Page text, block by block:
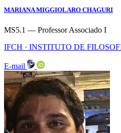
MARIANA MIGGIOLARO CHAGURI
MS5.1 — Professor Associado I
IFCH · INSTITUTO DE
E-mail